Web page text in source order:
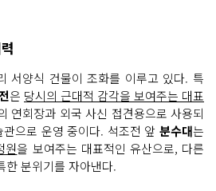
서양식 건물이 조화를 이루고 있다. 특
은 당시의 근대적 감각을 보여주는 대표
연회장과 외국 사신 접견용으로 사용되
으로 운영 중이다. 석조전 앞 분수대는
원을 보여주는 대표적인 유산으로, 다른
한 분위기를 자아낸다.